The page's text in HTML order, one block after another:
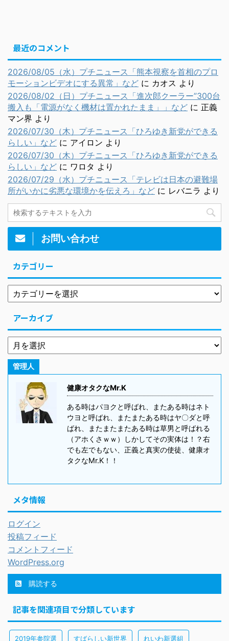
最近のコメント
2026/08/05（水）プチニュース「熊本視察を首相のプロ
モーションビデオにする異常」など に カオス より
2026/08/02（日）プチニュース「進次郎クーラー”300台
搬入も「電源がなく機材は置かれたまま」」など に 正義
マン界 より
2026/07/30（木）プチニュース「ひろゆき新党ができる
らしい」など に アイロン より
2026/07/30（木）プチニュース「ひろゆき新党ができる
らしい」など に ワロタ より
2026/07/29（水）プチニュース「テレビは日本の避難場
所がいかに劣悪な環境かを伝えろ」など に レバニラ より
お問い合わせ
カテゴリー
アーカイブ
管理人
健康オタクなMr.K
ある時はパヨクと呼ばれ、またある時はネト
ウヨと呼ばれ、またまたある時はヤ〇ダと呼
ばれ、またまたまたある時は草男と呼ばれる
（アホくさｗｗ）しかしてその実体は！？右
でも左でもない、正義と真実の使徒、健康オ
タクなMr.K！！
メタ情報
ログイン
投稿フィード
コメントフィード
WordPress.org
購読する
記事を関連項目で分類しています
2019年参院選 すばらしい新世界 れいわ新選組